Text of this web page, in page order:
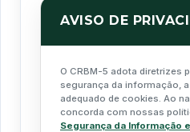
AVISO DE
O CRBM-5 adota diretrizes
segurança da informação,
adequado de cookies. Ao
concorda com nossas
Segurança da Informação